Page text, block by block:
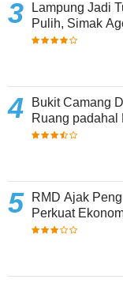
Lampung Jadi
Pulih, Simak
Bukit Camang
Ruang padahal
RMD Ajak
Perkuat